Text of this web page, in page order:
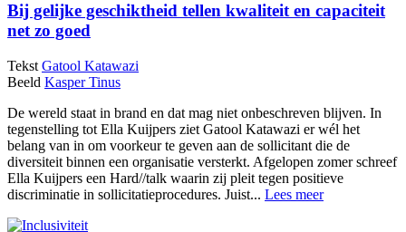
Bij gelijke geschiktheid tellen kwaliteit en capaciteit
net zo goed
Tekst Gatool Katawazi
Beeld Kasper Tinus
De wereld staat in brand en dat mag niet onbeschreven blijven. In
tegenstelling tot Ella Kuijpers ziet Gatool Katawazi er wél het
belang van in om voorkeur te geven aan de sollicitant die de
diversiteit binnen een organisatie versterkt. Afgelopen zomer schreef
Ella Kuijpers een Hard//talk waarin zij pleit tegen positieve
discriminatie in sollicitatieprocedures. Juist... Lees meer